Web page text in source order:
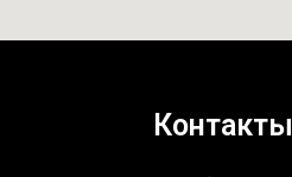
Контакты